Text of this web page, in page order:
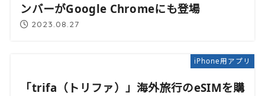
ンバーがGoogle Chromeにも登場
2023.08.27
iPhone用アプリ
「trifa（トリファ）」海外旅行のeSIMを購